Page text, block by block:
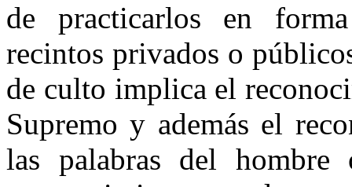
de practicarlos en
recintos privados o
de culto implica el
Supremo y además el
las palabras del